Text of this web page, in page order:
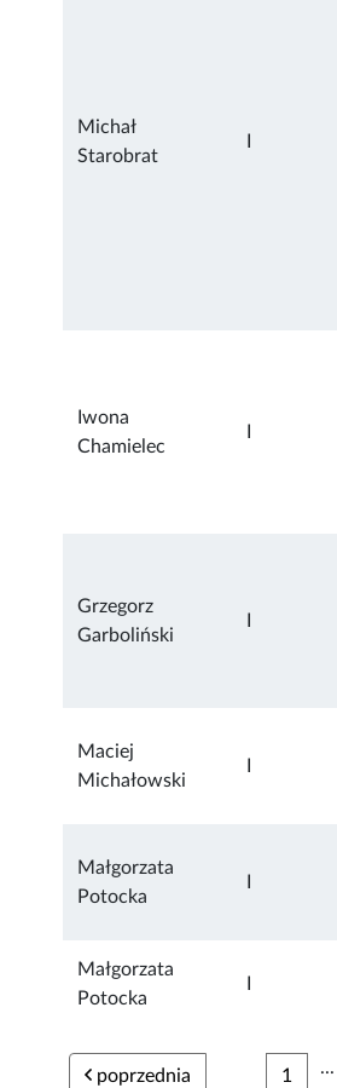
Michał
Starobrat
Iwona
Chamielec
Grzegorz
Garboliński
Maciej
Michałowski
Małgorzata
Potocka
Małgorzata
Potocka
poprzednia 1 ...